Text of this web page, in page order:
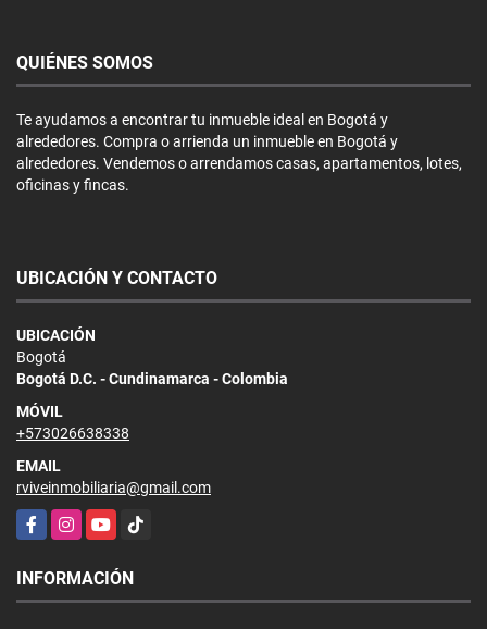
QUIÉNES SOMOS
Te ayudamos a encontrar tu inmueble ideal en Bogotá y
alrededores. Compra o arrienda un inmueble en Bogotá y
alrededores. Vendemos o arrendamos casas, apartamentos, lotes,
oficinas y fincas.
UBICACIÓN Y CONTACTO
UBICACIÓN
Bogotá
Bogotá D.C. - Cundinamarca - Colombia
MÓVIL
+573026638338
EMAIL
rviveinmobiliaria@gmail.com
FacebookInstagramYouTubeTikTok
INFORMACIÓN